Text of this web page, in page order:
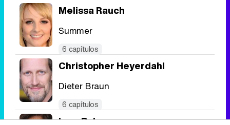
Melissa Rauch
Summer
6 capítulos
Christopher Heyerdahl
Dieter Braun
6 capítulos
Lara Pulver